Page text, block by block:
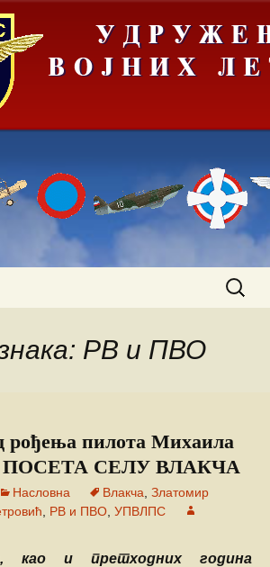
РВ и ПВО
рођења пилота Михаила
ПОСЕТА СЕЛУ ВЛАКЧА
Насловна Влакча Златомир
РВ и ПВО УПВЛПС
као и претходних година